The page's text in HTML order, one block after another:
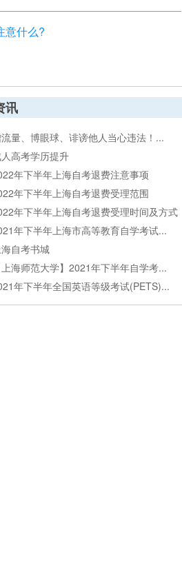
意什么?
讯
量、博眼球、诽谤他人当心违法！...
高考学历提升
年下半年上海自考退费注意事项
年下半年上海自考退费受理范围
年下半年上海自考退费受理时间及方式
年下半年上海市高等教育自学考试...
海自考书城
上海师范大学】2021年下半年自学考...
年下半年全国英语等级考试(PETS)...